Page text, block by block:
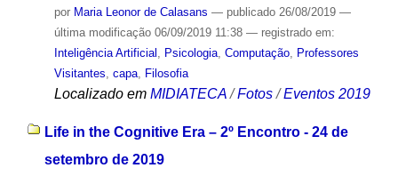
por Maria Leonor de Calasans — publicado26/08/2019 —
última modificação06/09/2019 11:38 — registrado em:
Inteligência Artificial , Psicologia, Computação, Professores
Visitantes, capa, Filosofia
Localizado em MIDIATECA /Fotos /Eventos 2019
Life in the Cognitive Era – 2º Encontro - 24 de
setembro de 2019